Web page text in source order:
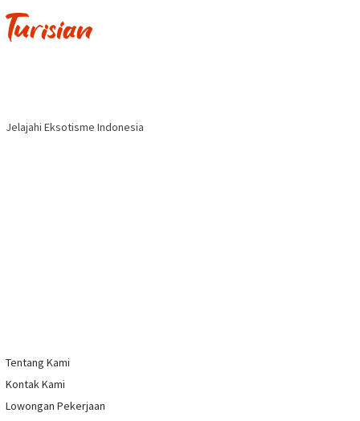
Jelajahi Eksotisme Indonesia
Tentang Kami
Kontak Kami
Lowongan Pekerjaan